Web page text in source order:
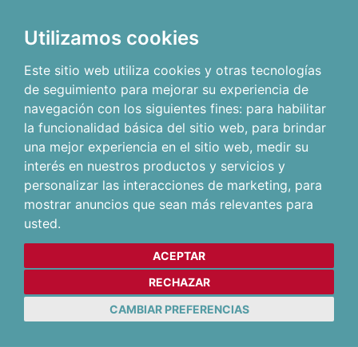
Utilizamos cookies
Este sitio web utiliza cookies y otras tecnologías
de seguimiento para mejorar su experiencia de
navegación con los siguientes fines: para habilitar
la funcionalidad básica del sitio web, para brindar
una mejor experiencia en el sitio web, medir su
interés en nuestros productos y servicios y
personalizar las interacciones de marketing, para
mostrar anuncios que sean más relevantes para
usted.
ACEPTAR
RECHAZAR
CAMBIAR PREFERENCIAS